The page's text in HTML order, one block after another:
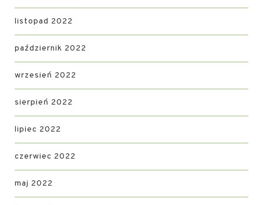
listopad 2022
październik 2022
wrzesień 2022
sierpień 2022
lipiec 2022
czerwiec 2022
maj 2022